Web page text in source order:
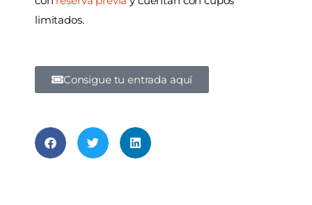
limitados.
Consigue tu entrada aquí